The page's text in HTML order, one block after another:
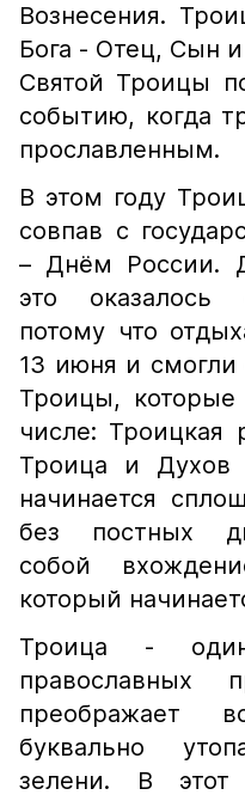
Вознесения.
Бога - Отец, Сын
Святой Троицы
событию, когда
прославленным.
В этом году
совпав с
– Днём России.
это оказалось
потому что
13 июня и смогли
Троицы,
числе: Троицкая
Троица и
начинается
без постных
собой
который
Троица -
православных
преображает
буквально
зелени. В